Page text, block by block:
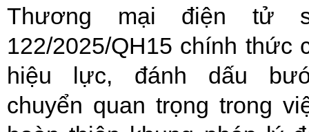
Thương mại điện tử
122/2025/QH15 chính thức
hiệu lực, đánh dấu
chuyển quan trọng trong